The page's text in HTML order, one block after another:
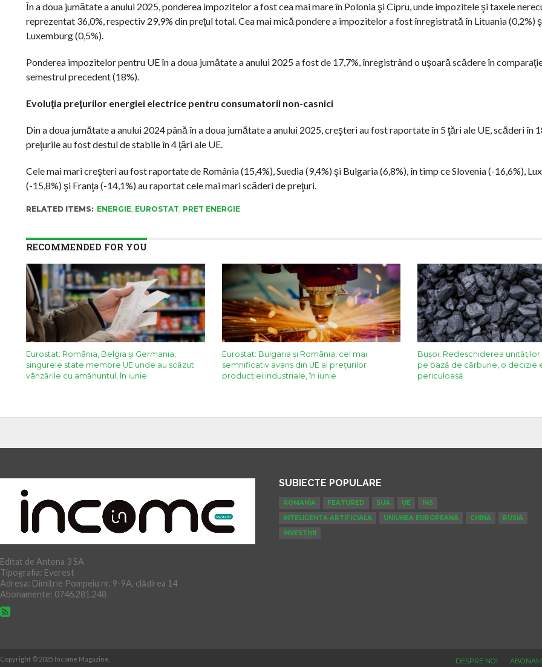
În a doua jumătate a anului 2025, ponderea impozitelor a fost cea mai mare în Polonia şi Cipru, unde impozitele şi taxele
reprezentat 36,0%, respectiv 29,9% din preţul total. Cea mai mică pondere a impozitelor a fost înregistrată în Lituania (0,2%)
Luxemburg (0,5%).
Ponderea impozitelor pentru UE în a doua jumătate a anului 2025 a fost de 17,7%, înregistrând o uşoară scădere în
semestrul precedent (18%).
Evoluţia preţurilor energiei electrice pentru consumatorii non-casnici
Din a doua jumătate a anului 2024 până în a doua jumătate a anului 2025, creşteri au fost raportate în 5 ţări ale UE, scăderi în
preţurile au fost destul de stabile în 4 ţări ale UE.
Cele mai mari creşteri au fost raportate de România (15,4%), Suedia (9,4%) şi Bulgaria (6,8%), în timp ce Slovenia (-16,6%),
(-15,8%) şi Franţa (-14,1%) au raportat cele mai mari scăderi de preţuri.
RELATED ITEMS: ENERGIE, EUROSTAT, PRET ENERGIE
RECOMMENDED FOR YOU
Eurostat: România, Belgia și Germania,
singurele state membre UE unde au scăzut
vânzările cu amănuntul, în iunie
Eurostat: Bulgaria și România, cel mai
semnificativ avans din UE al prețurilor
producției industriale, în iunie
Bușoi: Redeschiderea
pe bază de cărbune, o decizie
periculoasă
Editat de Antena 3 SA
Tipografia: Everest
Adresa: Dimitrie Pompeiu nr. 9-9A, clădirea 14
Abonamente: 0746.281.248
SUBIECTE POPULARE
ROMANIA FEATURED SUA UE
INS
INTELIGENTA ARTIFICIALA
UNIUNEA EUROPEANA CHINA
RUSIA
INVESTIȚII
DESPRE NOI
Copyright © 2025 Income Magazine.